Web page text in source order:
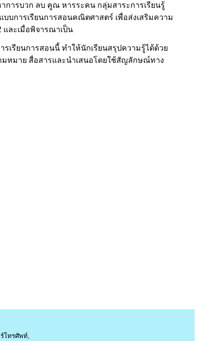
การบวก ลบ คูณ หารระคน กลุ่มสาระการเรียนรู้
บการเรียนการสอนคณิตศาสตร์ เพื่อส่งเสริมความ
และเมื่อพิจารณาเป็น
เรียนการสอนนี้ ทำให้นักเรียนสรุปความรู้ได้ด้วย
มหมาย สื่อสารและนำเสนอโดยใช้สัญลักษณ์ทาง
โทรศัพท์,